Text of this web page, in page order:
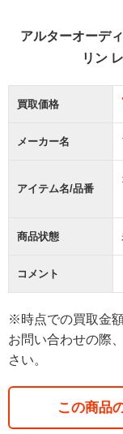
アルターオーデ
リン
買取価格
メーカー名
アイテム名/品番
商品状態
コメント
※時点での買取金額
お問い合わせの際
さい。
この商品